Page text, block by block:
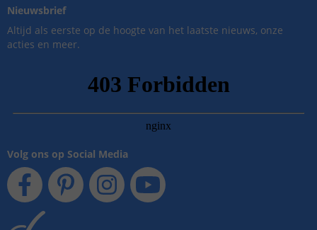
Nieuwsbrief
Altijd als eerste op de hoogte van het laatste nieuws, onze
acties en meer.
Volg ons op Social Media